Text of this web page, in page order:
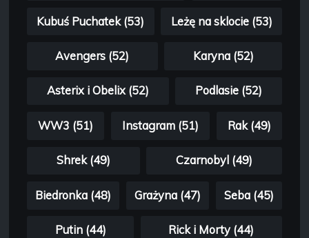
Kubuś Puchatek (53) Leżę na sklocie (53)
Avengers (52) Karyna (52)
Asterix i Obelix (52) Podlasie (52)
WW3 (51) Instagram (51) Rak (49)
Shrek (49) Czarnobyl (49)
Biedronka (48) Grażyna (47) Seba (45)
Putin (44) Rick i Morty (44)